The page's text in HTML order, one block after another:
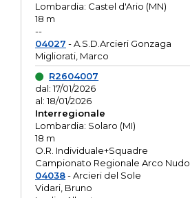
Lombardia: Castel d'Ario (MN)
18 m
--
04027 - A.S.D.Arcieri Gonzaga
Migliorati, Marco
R2604007
dal: 17/01/2026
al: 18/01/2026
Interregionale
Lombardia: Solaro (MI)
18 m
O.R. Individuale+Squadre
Campionato Regionale Arco Nudo
04038- Arcieri del Sole
Vidari, Bruno